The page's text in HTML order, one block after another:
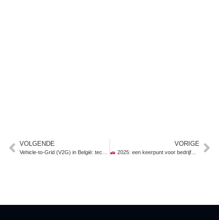
VOLGENDE VORIGE
2025: een keerpunt voor bedrijfs­mobiliteit